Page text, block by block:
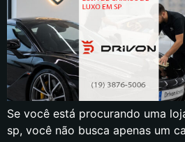
Se você está procurando uma
sp, você não busca apenas um